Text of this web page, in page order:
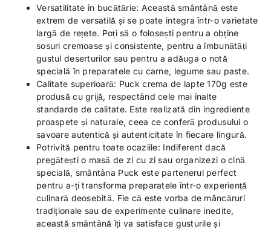
Versatilitate în bucătărie: Această smântână este
extrem de versatilă și se poate integra într-o varietate
largă de rețete. Poți să o folosești pentru a obține
sosuri cremoase și consistente, pentru a îmbunătăți
gustul deserturilor sau pentru a adăuga o notă
specială în preparatele cu carne, legume sau paste.
Calitate superioară: Puck crema de lapte 170g este
produsă cu grijă, respectând cele mai înalte
standarde de calitate. Este realizată din ingrediente
proaspete și naturale, ceea ce conferă produsului o
savoare autentică și autenticitate în fiecare lingură.
Potrivită pentru toate ocaziile: Indiferent dacă
pregătești o masă de zi cu zi sau organizezi o cină
specială, smântâna Puck este partenerul perfect
pentru a-ți transforma preparatele într-o experiență
culinară deosebită. Fie că este vorba de mâncăruri
tradiționale sau de experimente culinare inedite,
această smântână îți va satisface gusturile și